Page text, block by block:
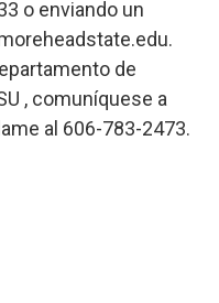
o enviando un
de
, comuníquese a
al 606-783-2473.